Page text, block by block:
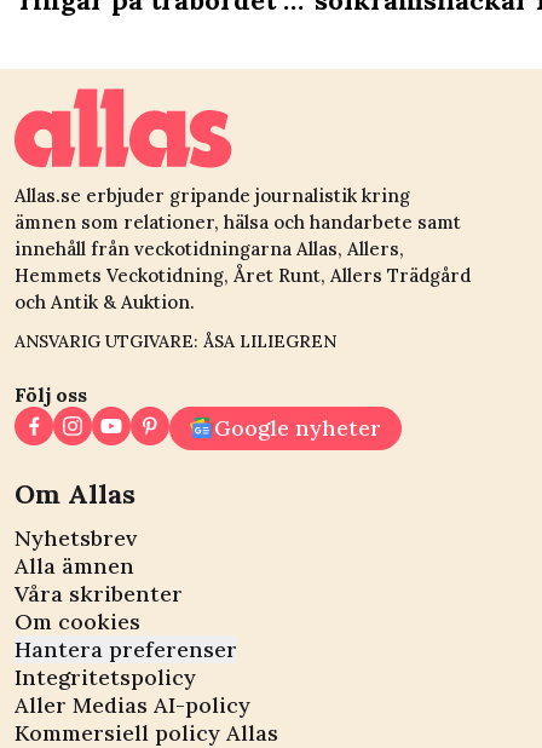
setts av
hundratusentals
knep
Allas.se erbjuder gripande journalistik kring
ämnen som relationer, hälsa och handarbete samt
innehåll från veckotidningarna Allas, Allers,
Hemmets Veckotidning, Året Runt, Allers Trädgård
och Antik & Auktion.
ANSVARIG UTGIVARE: ÅSA LILIEGREN
Följ oss
Google nyheter
Om Allas
Nyhetsbrev
Alla ämnen
Våra skribenter
Om cookies
Hantera preferenser
Integritetspolicy
Aller Medias AI-policy
Kommersiell policy Allas